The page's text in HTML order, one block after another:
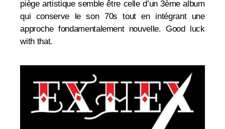
piège artistique semble être celle d’un 3ème album
qui conserve le son 70s tout en intégrant une
approche fondamentalement nouvelle. Good luck
with that.